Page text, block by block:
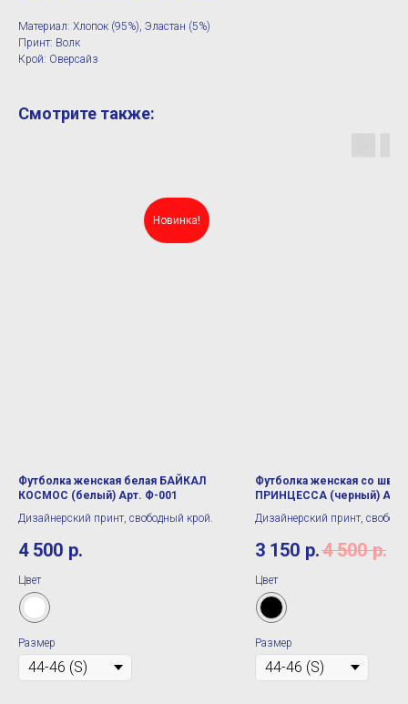
Материал: Хлопок (95%), Эластан (5%)
Принт: Волк
Крой: Оверсайз
Смотрите также:
Новинка!
Футболка женская белая БАЙКАЛ
КОСМОС (белый) Арт. Ф-001
Дизайнерский принт, свободный крой.
4 500 р.
Цвет
Размер
Футболка женская со
ПРИНЦЕССА (черный) Арт.
Дизайнерский принт,
3 150 р.4 500 р.
Цвет
Размер